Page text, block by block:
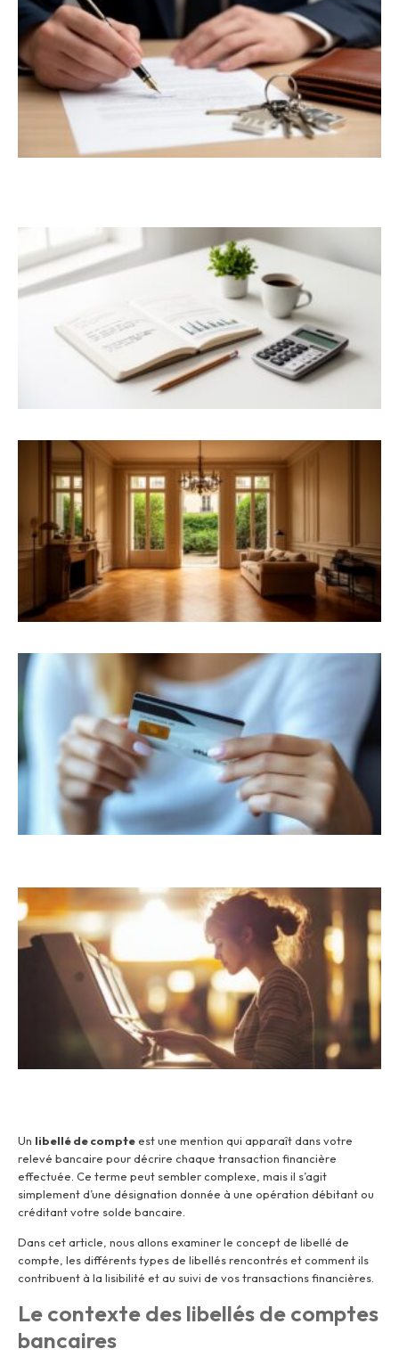
Un libellé de compte est une mention qui apparaît dans votre
relevé bancaire pour décrire chaque transaction financière
effectuée. Ce terme peut sembler complexe, mais il s’agit
simplement d’une désignation donnée à une opération débitant ou
créditant votre solde bancaire.
Dans cet article, nous allons examiner le concept de libellé de
compte, les différents types de libellés rencontrés et comment ils
contribuent à la lisibilité et au suivi de vos transactions financières.
Le contexte des libellés de comptes
bancaires